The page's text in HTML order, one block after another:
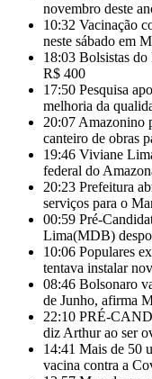
novembro deste
10:32 Vacinação
neste sábado em
18:03 Bolsistas do
R$ 400
17:50 Pesquisa
melhoria da
20:07 Amazonino
canteiro de obras
19:46 Viviane
federal do
20:23 Prefeitura
serviços para o
00:59 Pré-
Lima(MDB)
10:06 Populares
tentava instalar
08:46 Bolsonaro
de Junho, afirma
22:10 PRÉ-
diz Arthur ao ser
14:41 Mais de 50
vacina contra a